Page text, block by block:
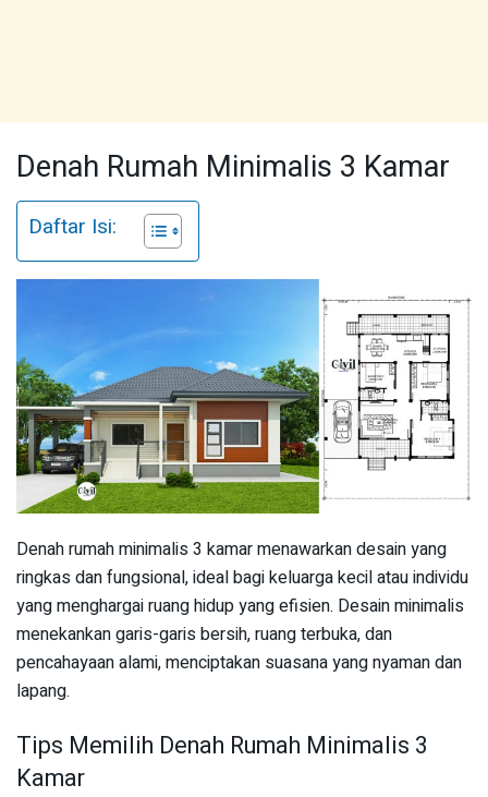
Denah Rumah Minimalis 3 Kamar
Daftar Isi:
Denah rumah minimalis 3 kamar menawarkan desain yang
ringkas dan fungsional, ideal bagi keluarga kecil atau individu
yang menghargai ruang hidup yang efisien. Desain minimalis
menekankan garis-garis bersih, ruang terbuka, dan
pencahayaan alami, menciptakan suasana yang nyaman dan
lapang.
Tips Memilih Denah Rumah Minimalis 3
Kamar